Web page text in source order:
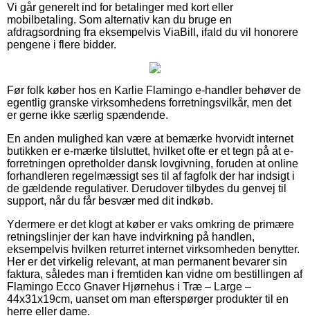
Vi går generelt ind for betalinger med kort eller
mobilbetaling. Som alternativ kan du bruge en
afdragsordning fra eksempelvis ViaBill, ifald du vil honorere
pengene i flere bidder.
Før folk køber hos en Karlie Flamingo e-handler behøver de
egentlig granske virksomhedens forretningsvilkår, men det
er gerne ikke særlig spændende.
En anden mulighed kan være at bemærke hvorvidt internet
butikken er e-mærke tilsluttet, hvilket ofte er et tegn på at e-
forretningen opretholder dansk lovgivning, foruden at online
forhandleren regelmæssigt ses til af fagfolk der har indsigt i
de gældende regulativer. Derudover tilbydes du genvej til
support, når du får besvær med dit indkøb.
Ydermere er det klogt at køber er vaks omkring de primære
retningslinjer der kan have indvirkning på handlen,
eksempelvis hvilken returret internet virksomheden benytter.
Her er det virkelig relevant, at man permanent bevarer sin
faktura, således man i fremtiden kan vidne om bestillingen af
Flamingo Ecco Gnaver Hjørnehus i Træ – Large –
44x31x19cm, uanset om man efterspørger produkter til en
herre eller dame.